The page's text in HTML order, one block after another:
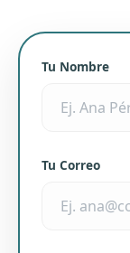
Tu Nombre
Tu Correo